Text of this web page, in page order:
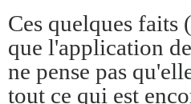
Ces quelques faits
que l'application
ne pense pas
tout ce qui est